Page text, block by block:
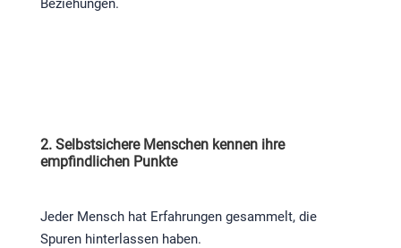
Beziehungen.
2. Selbstsichere Menschen kennen ihre
empfindlichen Punkte
Jeder Mensch hat Erfahrungen gesammelt, die
Spuren hinterlassen haben.